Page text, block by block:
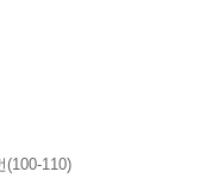
(100-110)